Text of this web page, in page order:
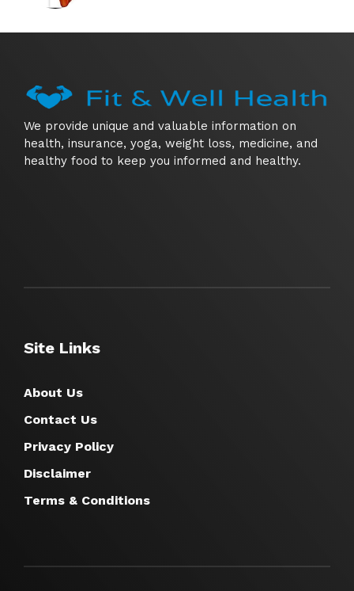
We provide unique and valuable information on
health, insurance, yoga, weight loss, medicine, and
healthy food to keep you informed and healthy.
Site Links
About Us
Contact Us
Privacy Policy
Disclaimer
Terms & Conditions